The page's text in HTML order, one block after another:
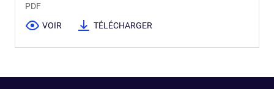
PDF
VOIR TÉLÉCHARGER